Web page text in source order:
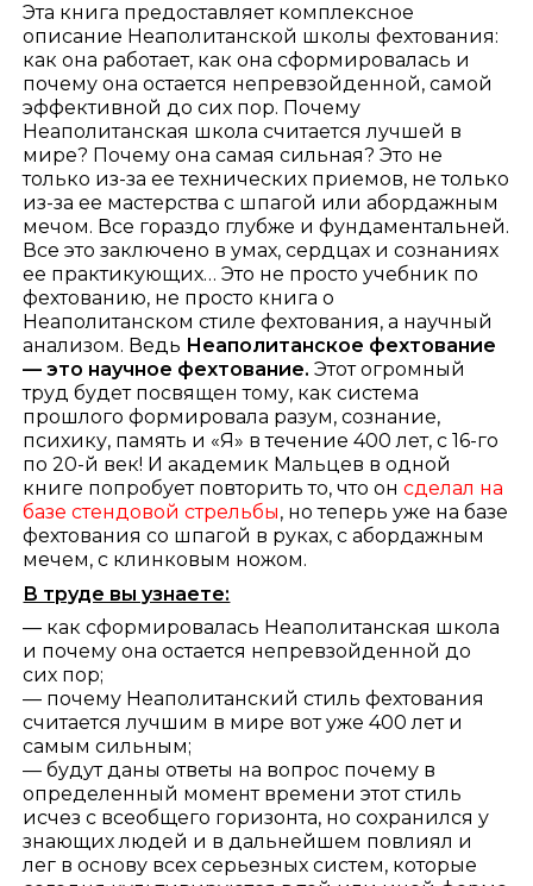
Эта книга предоставляет комплексное
описание Неаполитанской школы фехтования:
как она работает, как она сформировалась и
почему она остается непревзойденной, самой
эффективной до сих пор. Почему
Неаполитанская школа считается лучшей в
мире? Почему она самая сильная? Это не
только из-за ее технических приемов, не только
из-за ее мастерства с шпагой или абордажным
мечом. Все гораздо глубже и фундаментальней.
Все это заключено в умах, сердцах и сознаниях
ее практикующих… Это не просто учебник по
фехтованию, не просто книга о
Неаполитанском стиле фехтования, а научный
анализом. Ведь Неаполитанское фехтование
— это научное фехтование. Этот огромный
труд будет посвящен тому, как система
прошлого формировала разум, сознание,
психику, память и «Я» в течение 400 лет, с 16-го
по 20-й век! И академик Мальцев в одной
книге попробует повторить то, что онсделал на
базе стендовой стрельбы, но теперь уже на базе
фехтования со шпагой в руках, с абордажным
мечем, с клинковым ножом.
В труде вы узнаете:
— как сформировалась Неаполитанская школа
и почему она остается непревзойденной до
сих пор;
— почему Неаполитанский стиль фехтования
считается лучшим в мире вот уже 400 лет и
самым сильным;
— будут даны ответы на вопрос почему в
определенный момент времени этот стиль
исчез с всеобщего горизонта, но сохранился у
знающих людей и в дальнейшем повлиял и
лег в основу всех серьезных систем, которые